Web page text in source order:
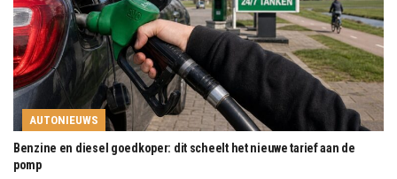
AUTONIEUWS
Benzine en diesel goedkoper: dit scheelt het nieuwe tarief aan de
pomp